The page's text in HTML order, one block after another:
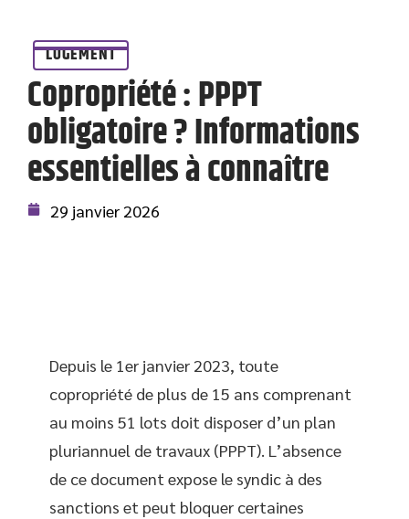
LOGEMENT
Copropriété : PPPT
obligatoire ? Informations
essentielles à connaître
29 janvier 2026
Depuis le 1er janvier 2023, toute
copropriété de plus de 15 ans comprenant
au moins 51 lots doit disposer d’un plan
pluriannuel de travaux (PPPT). L’absence
de ce document expose le syndic à des
sanctions et peut bloquer certaines